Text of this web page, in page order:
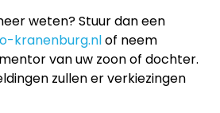
weten? Stuur dan een
kranenburg.nlof neem
van uw zoon of dochter.
zullen er verkiezingen